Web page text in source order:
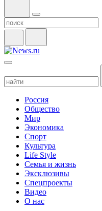
Россия
Общество
Мир
Экономика
Спорт
Культура
Life Style
Семья и жизнь
Эксклюзивы
Спецпроекты
Видео
О нас